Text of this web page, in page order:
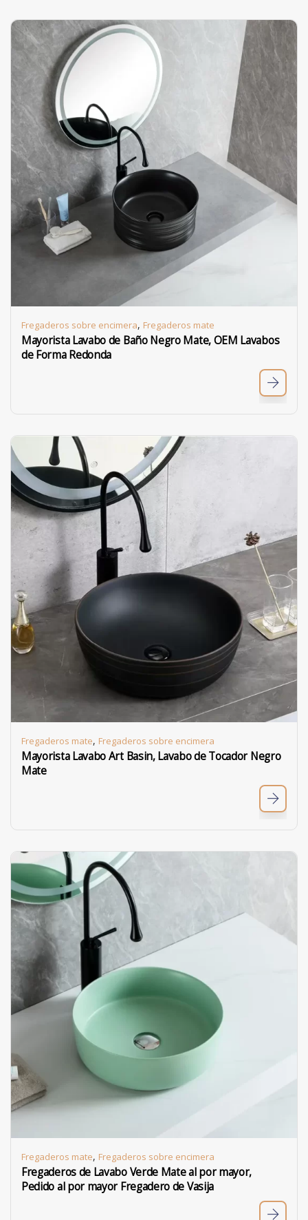
Fregaderos sobre encimera, Fregaderos mate
Mayorista Lavabo de Baño Negro Mate, OEM Lavabos
de Forma Redonda
Fregaderos mate, Fregaderos sobre encimera
Mayorista Lavabo Art Basin, Lavabo de Tocador Negro
Mate
Fregaderos mate, Fregaderos sobre encimera
Fregaderos de Lavabo Verde Mate al por mayor,
Pedido al por mayor Fregadero de Vasija